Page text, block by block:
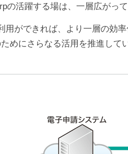
活躍する場は、一層広がって
用ができれば、より一層の効
めにさらなる活用を推進して